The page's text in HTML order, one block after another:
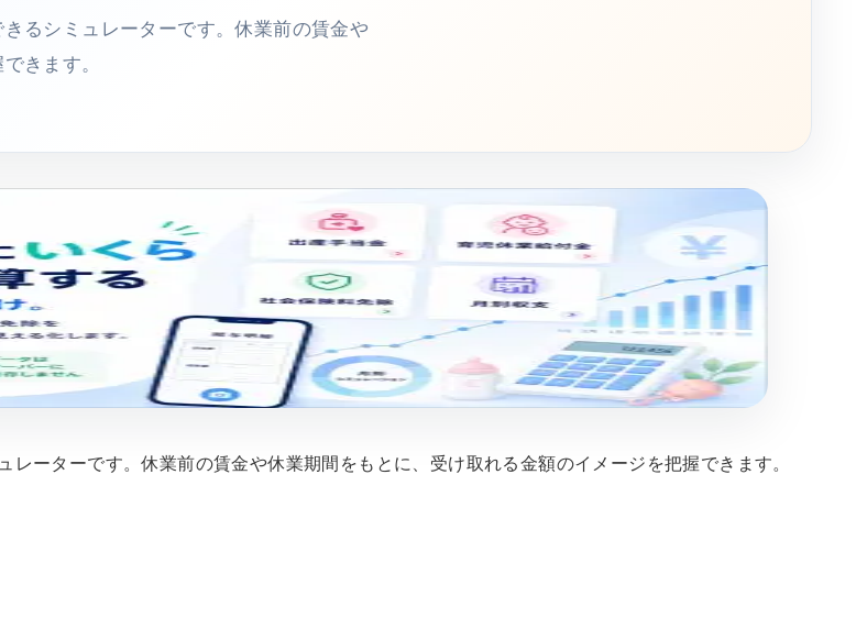
るシミュレーターです。休業前の賃金や
きます。
ーターです。休業前の賃金や休業期間をもとに、受け取れる金額のイメージを把握できます。